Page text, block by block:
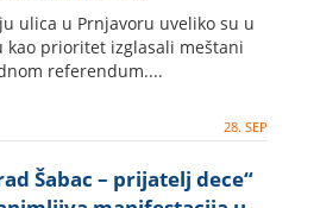
ulica u Prnjavoru uveliko su u
kao prioritet izglasali meštani
referendum....
28. SEP
Šabac – prijatelj dece“